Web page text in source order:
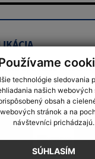
technológie sledovania
našich webových
obsah a
stránok a na
návštevníci prichádzajú.
SÚHLASÍM
aplikáciu mestskej
všetkynovinky,
do vrecka.